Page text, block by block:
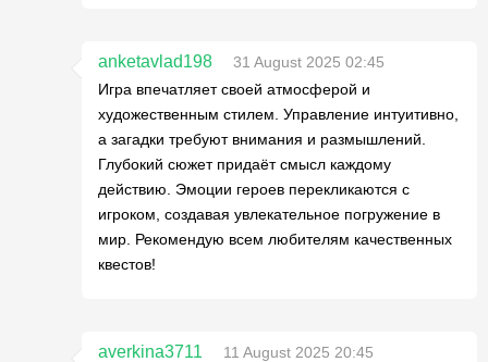
anketavlad198
31 August 2025 02:45
Игра впечатляет своей атмосферой и
художественным стилем. Управление интуитивно,
а загадки требуют внимания и размышлений.
Глубокий сюжет придаёт смысл каждому
действию. Эмоции героев перекликаются с
игроком, создавая увлекательное погружение в
мир. Рекомендую всем любителям качественных
квестов!
averkina3711
11 August 2025 20:45